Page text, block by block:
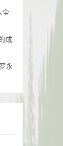
全
成
永